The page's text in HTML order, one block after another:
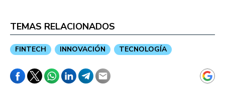
TEMAS RELACIONADOS
FINTECH INNOVACIÓN TECNOLOGÍA